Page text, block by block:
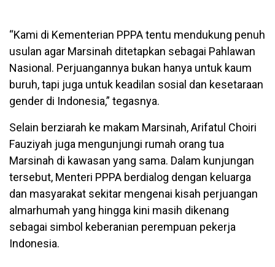
“Kami di Kementerian PPPA tentu mendukung penuh
usulan agar Marsinah ditetapkan sebagai Pahlawan
Nasional. Perjuangannya bukan hanya untuk kaum
buruh, tapi juga untuk keadilan sosial dan kesetaraan
gender di Indonesia,” tegasnya.
Selain berziarah ke makam Marsinah, Arifatul Choiri
Fauziyah juga mengunjungi rumah orang tua
Marsinah di kawasan yang sama. Dalam kunjungan
tersebut, Menteri PPPA berdialog dengan keluarga
dan masyarakat sekitar mengenai kisah perjuangan
almarhumah yang hingga kini masih dikenang
sebagai simbol keberanian perempuan pekerja
Indonesia.